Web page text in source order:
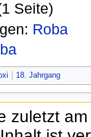
Seite)
Roba
18. Jahrgang
zuletzt